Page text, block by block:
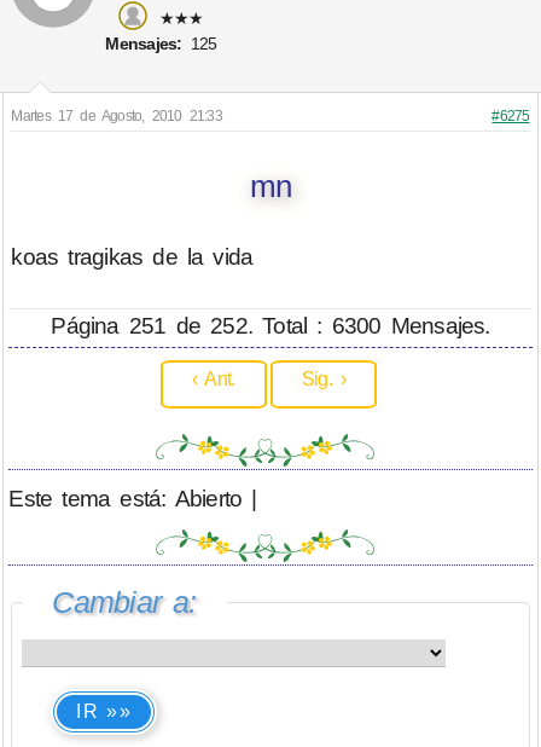
★★★
Mensajes: 125
Martes 17 de Agosto, 2010 21:33 #6275
mn
koas tragikas de la vida
Página 251 de 252. Total : 6300 Mensajes.
‹ Ant. Sig. ›
Este tema está: Abierto |
Cambiar a:
IR »»